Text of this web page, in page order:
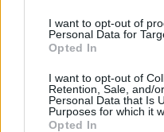
I want to opt-out of
Personal Data for
Opted In
I want to opt-out of
Retention, Sale, and/
Personal Data that Is
Purposes for which it
Opted In
Προς ένταξη στο ΕΣΠΑ η